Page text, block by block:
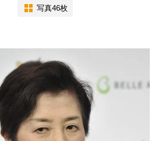
写真46枚